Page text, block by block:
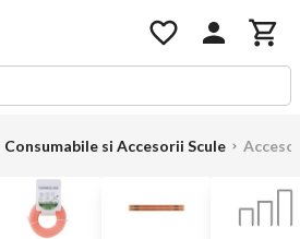
Consumabile si Accesorii Scule